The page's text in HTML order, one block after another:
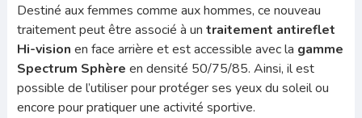
Destiné aux femmes comme aux hommes, ce nouveau
traitement peut être associé à un traitement antireflet
Hi-vision en face arrière et est accessible avec la gamme
Spectrum Sphère en densité 50/75/85. Ainsi, il est
possible de l’utiliser pour protéger ses yeux du soleil ou
encore pour pratiquer une activité sportive.